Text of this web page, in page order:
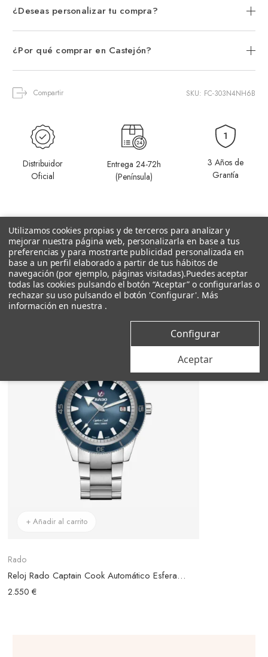
¿Deseas personalizar tu compra?
¿Por qué comprar en Castejón?
Compartir SKU: FC-303N4NH6B
Distribuidor
Oficial
Entrega 24-72h
(Península)
3 Años de
Grantía
Productos relacionados
+ Añadir al carrito
Rado
Reloj Rado Captain Cook Automático Esfera Azul
2.550 €
Utilizamos cookies propias y de terceros para analizar y
mejorar nuestra página web, personalizarla en base a tus
preferencias y para mostrarte publicidad personalizada en
base a un perfil elaborado a partir de tus hábitos de
navegación (por ejemplo, páginas visitadas).Puedes aceptar
todas las cookies pulsando el botón “Aceptar” o configurarlas o
rechazar su uso pulsando el botón 'Configurar'. Más
información en nuestra .
Configurar
Aceptar